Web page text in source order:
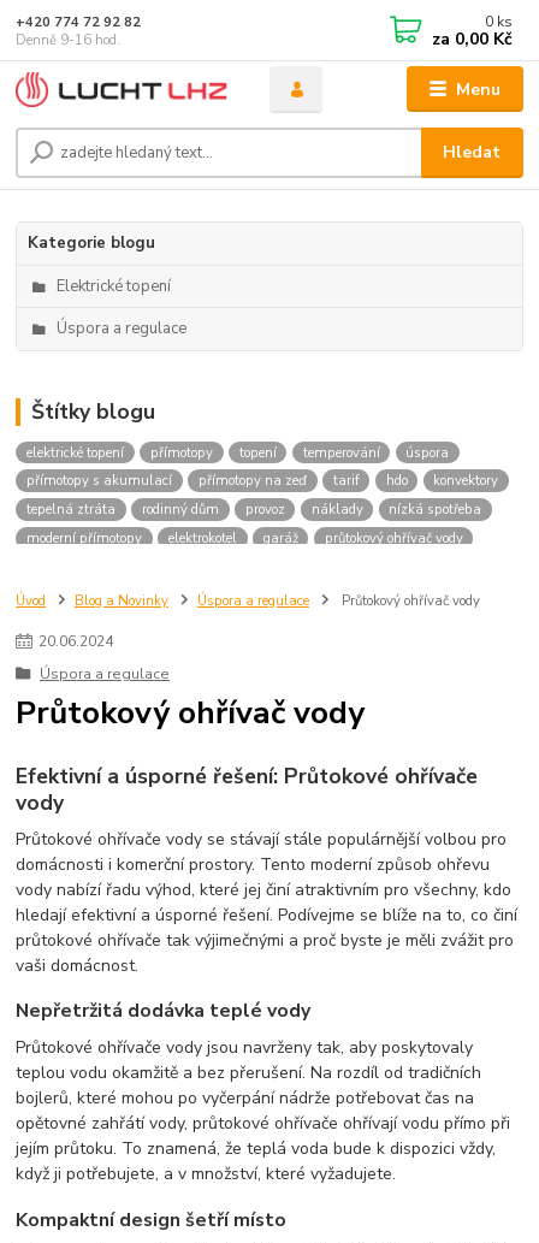
Menu
Hledat
+420 774 72 92 82
Denně 9-16 hod.
0 ks
za 0,00 Kč
Kategorie blogu
Elektrické topení
Úspora a regulace
Štítky blogu
elektrické topení přímotopy topení temperování
úspora
přímotopy s akumulací
přímotopy na zeď tarif hdo
konvektory
tepelná ztráta
rodinný dům provoz náklady
nízká spotřeba
moderní přímotopy
elektrokotel garáž
průtokový ohřívač vody
infrapanely
ceny energie topení v bytě
topení elektřinou
sdílení elektřiny z fve
Úvod Blog a Novinky Úspora a regulace Průtokový ohřívač vody
20.06.2024
Úspora a regulace
Průtokový ohřívač vody
Efektivní a úsporné řešení: Průtokové ohřívače
vody
Průtokové ohřívače vody se stávají stále populárnější volbou pro
domácnosti i komerční prostory. Tento moderní způsob ohřevu
vody nabízí řadu výhod, které jej činí atraktivním pro všechny, kdo
hledají efektivní a úsporné řešení. Podívejme se blíže na to, co činí
průtokové ohřívače tak výjimečnými a proč byste je měli zvážit pro
vaši domácnost.
Nepřetržitá dodávka teplé vody
Průtokové ohřívače vody jsou navrženy tak, aby poskytovaly
teplou vodu okamžitě a bez přerušení. Na rozdíl od tradičních
bojlerů, které mohou po vyčerpání nádrže potřebovat čas na
opětovné zahřátí vody, průtokové ohřívače ohřívají vodu přímo při
jejím průtoku. To znamená, že teplá voda bude k dispozici vždy,
když ji potřebujete, a v množství, které vyžadujete.
Kompaktní design šetří místo